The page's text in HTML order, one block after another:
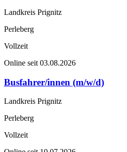
Landkreis Prignitz
Perleberg
Vollzeit
Online seit 03.08.2026
Busfahrer/innen (m/w/d)
Landkreis Prignitz
Perleberg
Vollzeit